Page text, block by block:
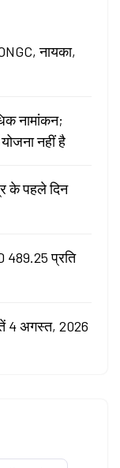
नायका,
नामांकन;
नहीं है
के पहले दिन
489.25 प्रति
4 अगस्त, 2026